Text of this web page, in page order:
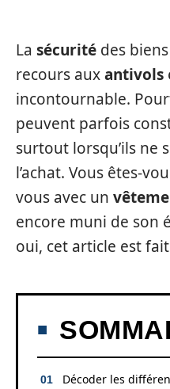
La sécurité des
recours auxantivols
incontournable.
peuvent parfois
surtout lorsqu’ils ne
l’achat. Vous êtes-
vous avec un
encore muni de son
oui, cet article est
Décoder les